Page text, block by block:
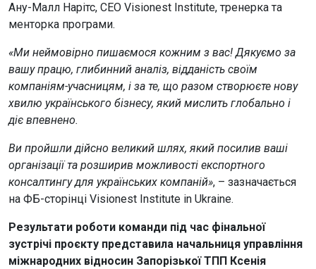
Ану-Малл Нарітс, CEO Visionest Institute, тренерка та
менторка програми.
«Ми неймовірно пишаємося кожним з вас! Дякуємо за
вашу працю, глибинний аналіз, відданість своїм
компаніям-учасницям, і за те, що разом створюєте нову
хвилю українського бізнесу, який мислить глобально і
діє впевнено.
Ви пройшли дійсно великий шлях, який посилив ваші
організації та розширив можливості експортного
консалтингу для українських компаній», – зазначається
на ФБ-сторінці Visionest Institute in Ukraine.
Результати роботи команди під час фінальної
зустрічі проєкту представила начальниця управління
міжнародних відносин Запорізької ТПП Ксенія